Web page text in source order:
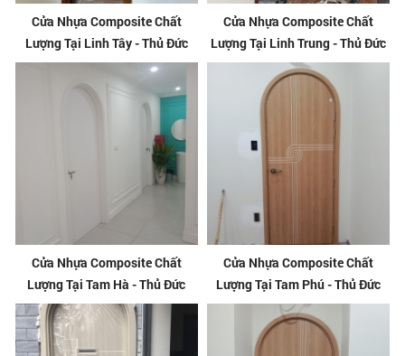
Cửa Nhựa Composite Chất
Lượng Tại Linh Tây - Thủ Đức
Cửa Nhựa Composite Chất
Lượng Tại Linh Trung - Thủ Đức
Cửa Nhựa Composite Chất
Lượng Tại Tam Hà - Thủ Đức
Cửa Nhựa Composite Chất
Lượng Tại Tam Phú - Thủ Đức